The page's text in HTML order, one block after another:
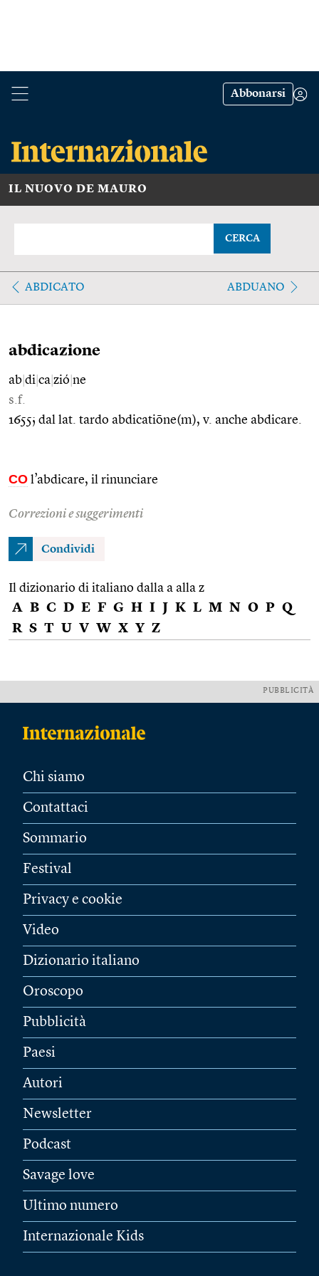
Abbonarsi
IL NUOVO DE MAURO
CERCA
ABDICATO ABDUANO
abdicazione
ab di ca zió ne
s.f.
1655; dal lat. tardo abdicatiōne(m), v. anche abdicare.
CO l’abdicare, il rinunciare
Correzioni e suggerimenti
Condividi
Il dizionario di italiano dalla a alla z
A B C D E F G H I J K L M N O P Q
R S T U V W X Y Z
PUBBLICITÀ
Chi siamo
Contattaci
Sommario
Festival
Privacy e cookie
Video
Dizionario italiano
Oroscopo
Pubblicità
Paesi
Autori
Newsletter
Podcast
Savage love
Ultimo numero
Internazionale Kids